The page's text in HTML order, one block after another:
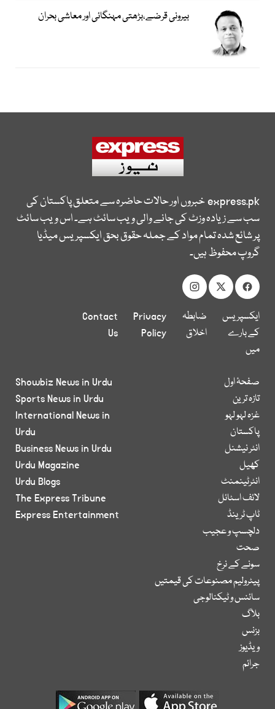
بیرونی قرضے،بڑھتی مہنگائی اور معاشی بحران
express.pkخبروں اور حالات حاضرہ سے متعلق پاکستان کی
سب سے زیادہ وزٹ کی جانے والی ویب سائٹ ہے۔ اس ویب سائٹ
پر شائع شدہ تمام مواد کے جملہ حقوق بحق ایکسپریس میڈیا
گروپ محفوظ ہیں۔
ایکسپریس
کے بارے
میں
ضابطہ
اخلاق
Privacy
Policy
Contact
Us
صفحۂ اول
تازہ ترین
غزہ لہو لہو
پاکستان
انٹر نیشنل
کھیل
انٹرٹینمنٹ
لائف اسٹائل
ٹاپ ٹرینڈ
دلچسپ و عجیب
صحت
سونے کے نرخ
پیٹرولیم مصنوعات کی قیمتیں
سائنس و ٹیکنالوجی
بلاگ
بزنس
ویڈیوز
جرائم
Showbiz News in Urdu
Sports News in Urdu
International News in
Urdu
Business News in Urdu
Urdu Magazine
Urdu Blogs
The Express Tribune
Express Entertainment